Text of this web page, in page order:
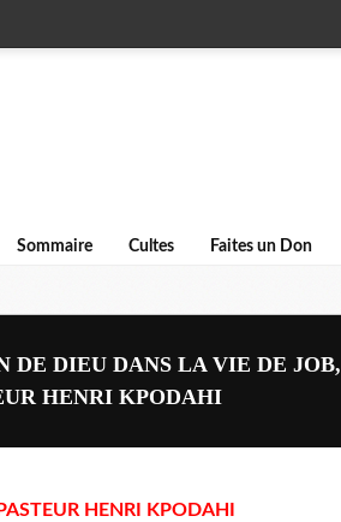
Sommaire Cultes Faites un Don
DE DIEU DANS LA VIE DE
HENRI KPODAHI
HENRI KPODAHI